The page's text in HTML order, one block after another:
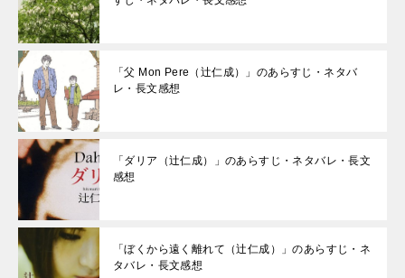
「父 Mon Pere（辻仁成）」のあらすじ・ネタバ
レ・長文感想
「ダリア（辻仁成）」のあらすじ・ネタバレ・長文
感想
「ぼくから遠く離れて（辻仁成）」のあらすじ・ネ
タバレ・長文感想